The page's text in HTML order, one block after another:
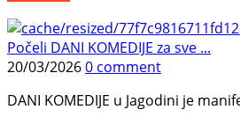
Počeli DANI KOMEDIJE za sve ...
20/03/20260 comment
DANI KOMEDIJE u Jagodini je